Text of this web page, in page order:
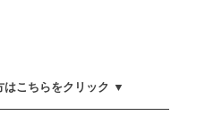
こちらをクリック ▼